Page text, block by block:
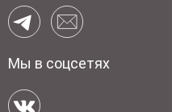
Мы в соцсетях